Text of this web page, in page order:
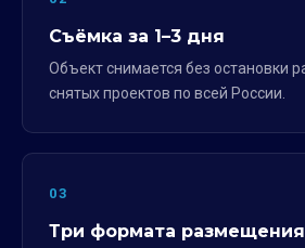
Съёмка за 1–3 дня
Объект снимается без остановки
снятых проектов по всей России.
03
Три формата размещения